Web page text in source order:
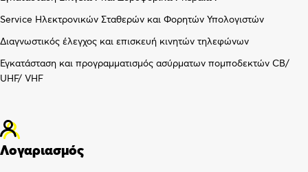
Service Ηλεκτρονικών Σταθερών και Φορητών Υπολογιστών
Διαγνωστικός έλεγχος και επισκευή κινητών τηλεφώνων
Εγκατάσταση και προγραμματισμός ασύρματων πομποδεκτών CB/
UHF/ VHF
Λογαριασμός